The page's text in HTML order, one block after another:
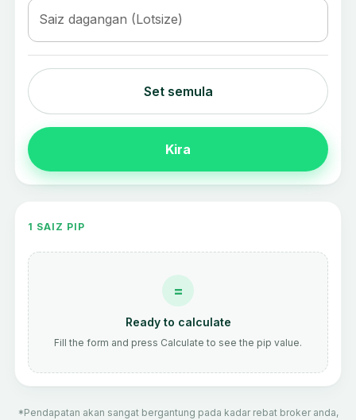
Saiz dagangan (Lotsize)
Set semula
Kira
1 SAIZ PIP
=
Ready to calculate
Fill the form and press Calculate to see the pip value.
*Pendapatan akan sangat bergantung pada kadar rebat broker anda,